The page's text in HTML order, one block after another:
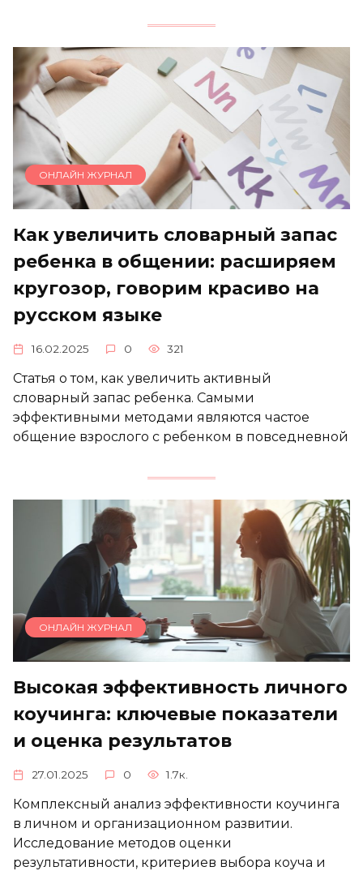
ОНЛАЙН ЖУРНАЛ
Как увеличить словарный запас
ребенка в общении: расширяем
кругозор, говорим красиво нa
русском языке
16.02.2025 0 321
Статья о том, как увеличить активный
словарный запас ребенка. Самыми
эффективными методами являются частое
общение взрослого с ребенком в повседневной
ОНЛАЙН ЖУРНАЛ
Высокая эффективность личного
коучинга: ключевые показатели
и оценка результатов
27.01.2025 0 1.7к.
Комплексный анализ эффективности коучинга
в личном и организационном развитии.
Исследование методов оценки
результативности, критериев выбора коуча и